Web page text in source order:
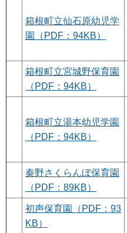
箱根町立仙石原幼児学
園（PDF：94KB）
箱根町立宮城野保育園
（PDF：94KB）
箱根町立湯本幼児学園
（PDF：94KB）
秦野さくらんぼ保育園
（PDF：89KB）
初声保育園（PDF：93
KB）